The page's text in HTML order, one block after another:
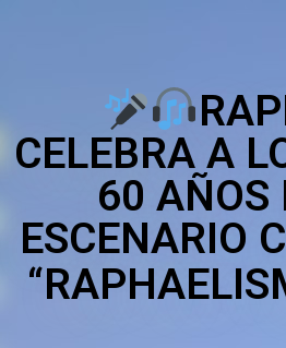
CELEBRA A
60 AÑOS
ESCENARIO